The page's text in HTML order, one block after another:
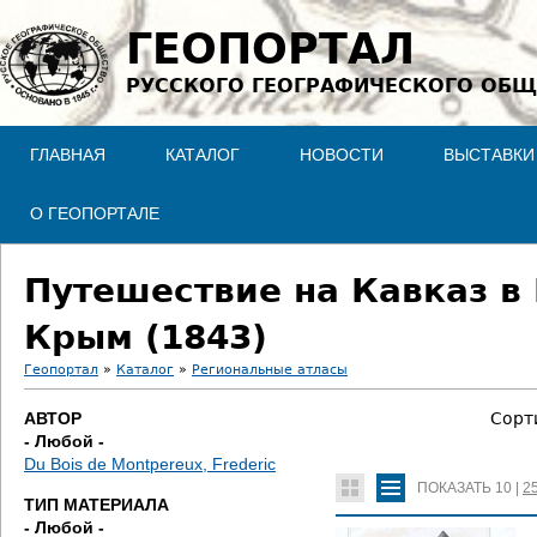
Jump to navigation
ГЕОПОРТАЛ
РУССКОГО ГЕОГРАФИЧЕСКОГО
ГЛАВНАЯ КАТАЛОГ НОВОСТИ ВЫСТАВКИ
О ГЕОПОРТАЛЕ
Путешествие на Кавказ
Крым (1843)
В
ы
з
Геопортал » Каталог » Региональные атласы
АВТОР
- Любой -
Du Bois de Montpereux, Frederic
ТИП МАТЕРИАЛА
- Любой -
ПОКАЗАТЬ 10